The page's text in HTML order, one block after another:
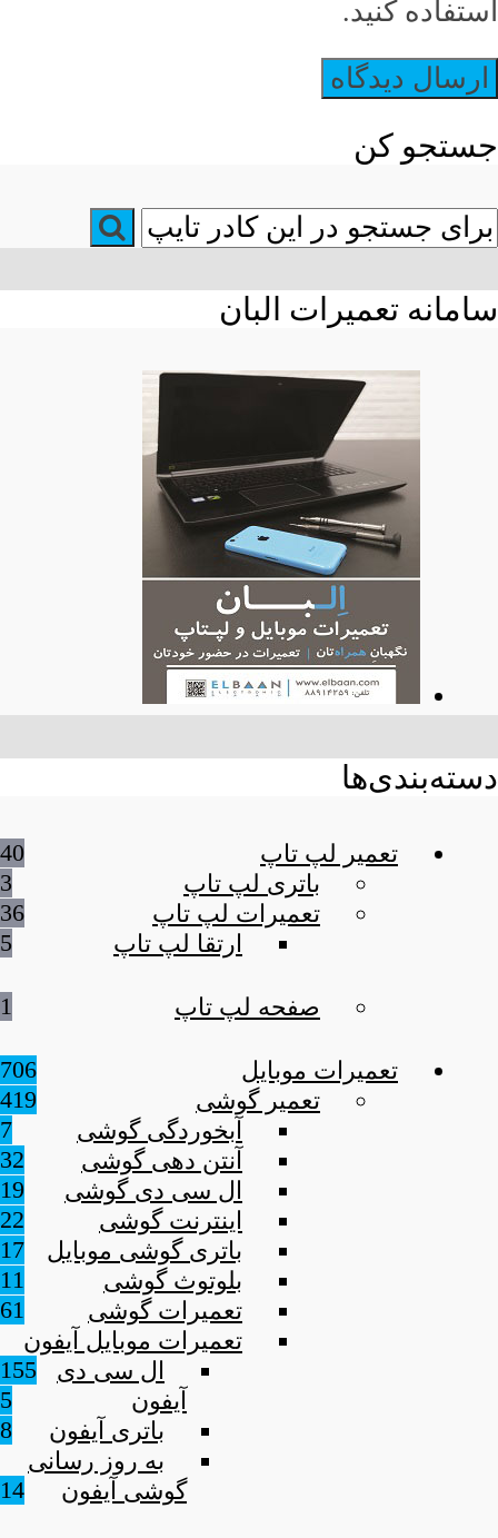
استفاده کنید.
جستجو کن
سامانه تعمیرات البان
دسته‌بندی‌ها
تعمیر لپ تاپ
40
باتری لپ تاپ
3
تعمیرات لپ تاپ
36
ارتقا لپ تاپ
5
صفحه لپ تاپ 1
تعمیرات موبایل
706
تعمیر گوشی
419
آبخوردگی گوشی
7
آنتن دهی گوشی
32
ال سی دی گوشی
19
اینترنت گوشی
22
باتری گوشی موبایل
17
بلوتوث گوشی
11
تعمیرات گوشی
61
تعمیرات موبایل آیفون
155
ال سی دی
آیفون
5
باتری آیفون
8
به روز رسانی
گوشی آیفون
14